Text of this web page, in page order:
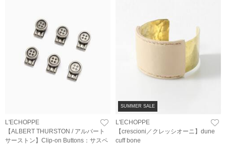
L'ECHOPPE
【ALBERT THURSTON / アルバート
サーストン】Clip-on Buttons：サスペ
SUMMER SALE
L'ECHOPPE
【crescioni／クレッシオーニ】dune
cuff bone